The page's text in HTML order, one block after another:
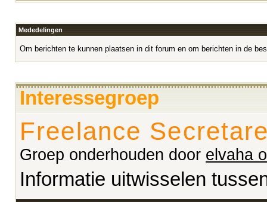
Mededelingen
Om berichten te kunnen plaatsen in dit forum en om berichten in de
Interessegroep
Freelance
Groep onderhouden door elvaha
Informatie uitwisselen